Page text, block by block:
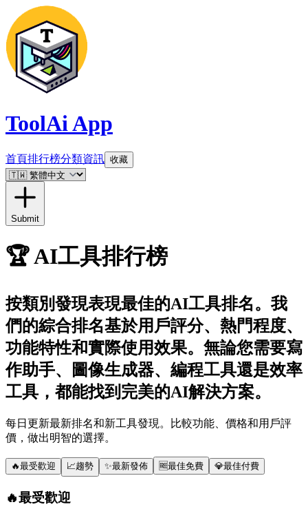
ToolAi App
首頁排行榜分類資訊 收藏
Submit
🏆AI工具排行榜
按類別發現表現最佳的AI工具排名。我
們的綜合排名基於用戶評分、熱門程度、
功能特性和實際使用效果。無論您需要寫
作助手、圖像生成器、編程工具還是效率
工具，都能找到完美的AI解決方案。
每日更新最新排名和新工具發現。比較功能、價格和用戶評
價，做出明智的選擇。
🔥最受歡迎 📈趨勢 ✨最新發佈 🆓最佳免費 💎最佳付費
🔥最受歡迎